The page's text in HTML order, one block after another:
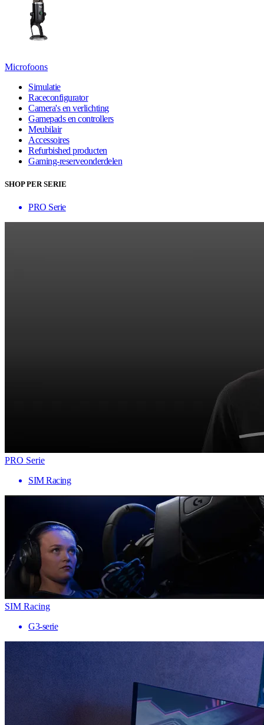
Microfoons
Simulatie
Raceconfigurator
Camera's en verlichting
Gamepads en controllers
Meubilair
Accessoires
Refurbished producten
Gaming-reserveonderdelen
SHOP PER SERIE
PRO Serie
PRO Serie
SIM Racing
SIM Racing
G3-serie